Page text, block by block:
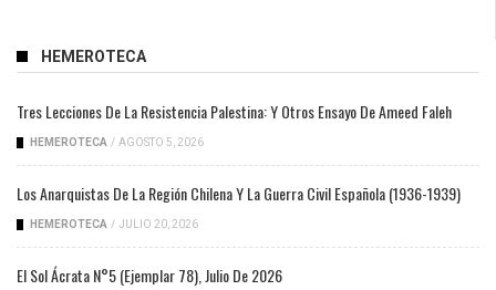
HEMEROTECA
Tres Lecciones De La Resistencia Palestina: Y Otros Ensayo De Ameed Faleh
HEMEROTECA / AGOSTO 5, 2026
Los Anarquistas De La Región Chilena Y La Guerra Civil Española (1936-1939)
HEMEROTECA / JULIO 20, 2026
El Sol Ácrata N°5 (ejemplar 78), Julio De 2026